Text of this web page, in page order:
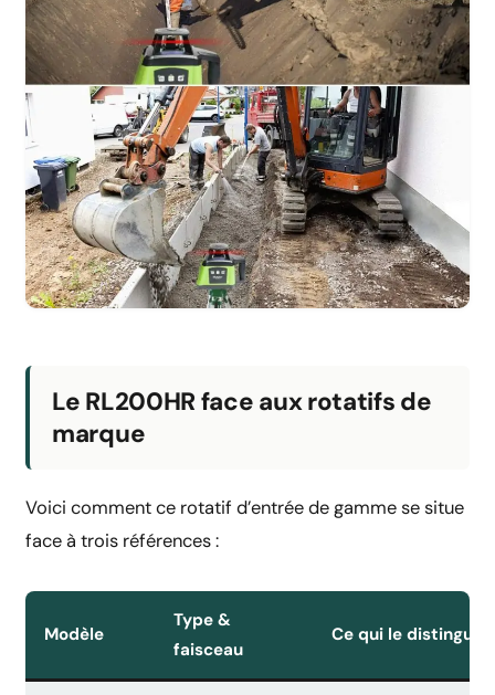
Le RL200HR face aux rotatifs de
marque
Voici comment ce rotatif d’entrée de gamme se situe
face à trois références :
Modèle
Type &
faisceau
Ce qui le distingue